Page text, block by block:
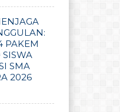
PAKEM
SISWA
SMA
2026